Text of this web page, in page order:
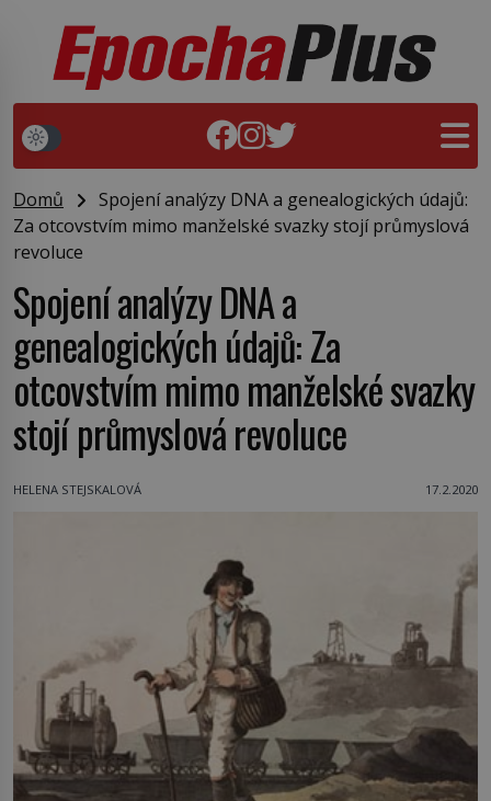
Domů
Spojení analýzy DNA a genealogických údajů:
Za otcovstvím mimo manželské svazky stojí průmyslová
revoluce
Spojení analýzy DNA a
genealogických údajů: Za
otcovstvím mimo manželské svazky
stojí průmyslová revoluce
HELENA STEJSKALOVÁ 17.2.2020